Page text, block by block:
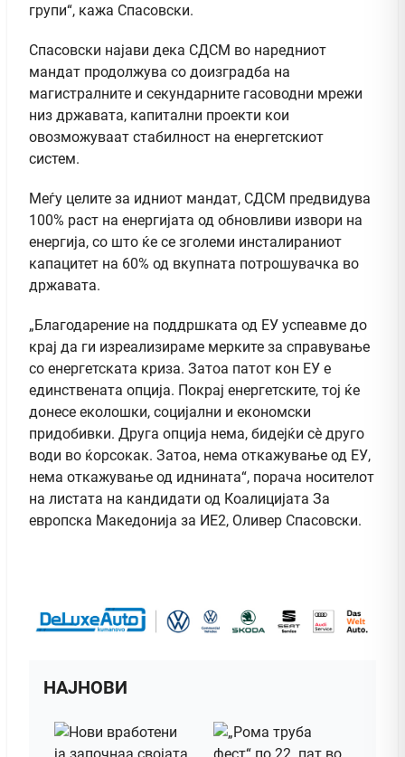
групи“, кажа Спасовски.
Спасовски најави дека СДСМ во наредниот
мандат продолжува со доизградба на
магистралните и секундарните гасоводни мрежи
низ државата, капитални проекти кои
овозможуваат стабилност на енергетскиот
систем.
Меѓу целите за идниот мандат, СДСМ предвидува
100% раст на енергијата од обновливи извори на
енергија, со што ќе се зголеми инсталираниот
капацитет на 60% од вкупната потрошувачка во
државата.
„Благодарение на поддршката од ЕУ успеавме до
крај да ги изреализираме мерките за справување
со енергетската криза. Затоа патот кон ЕУ е
единствената опција. Покрај енергетските, тој ќе
донесе еколошки, социјални и економски
придобивки. Друга опција нема, бидејќи сѐ друго
води во ќорсокак. Затоа, нема откажување од ЕУ,
нема откажување од иднината“, порача носителот
на листата на кандидати од Коалицијата За
европска Македонија за ИЕ2, Оливер Спасовски.
НАЈНОВИ